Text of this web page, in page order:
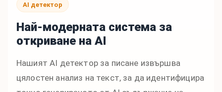
AI детектор
Най-модерната система за
откриване на AI
Нашият AI детектор за писане извършва
цялостен анализ на текст, за да идентифицира